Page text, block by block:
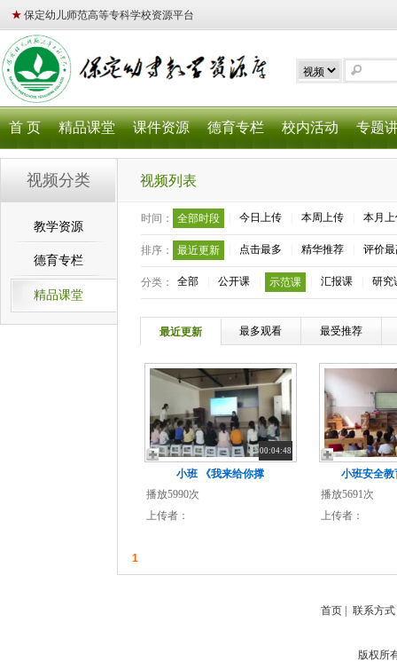
★ 保定幼儿师范高等专科学校资源平台
首 页 精品课堂 课件资源 德育专栏 校内活动 专题
视频分类
教学资源
德育专栏
精品课堂
视频列表
时间： 全部时段 今日上传 本周上传 本月
排序： 最近更新 点击最多 精华推荐 评价
分类： 全部 公开课 示范课 汇报课 研究
最近更新 最多观看 最受推荐
00:04:48
小班 《我来给你撑
播放5990次
上传者：
小班安全
播放5691次
上传者：
1
首页 联系方式
版权所